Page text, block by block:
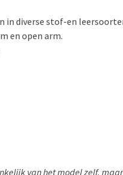
in diverse stof-en
en open arm.
van het model zelf,